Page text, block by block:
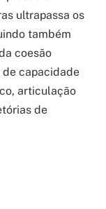
ultrapassa os
também
coesão
capacidade
articulação
de